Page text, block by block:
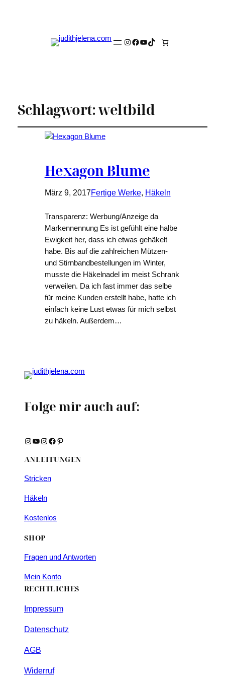
Instagram
Facebook
YouTube
TikTok
Schlagwort:weltbild
Hexagon Blume
März 9, 2017Fertige Werke, Häkeln
Transparenz: Werbung/Anzeige da
Markennennung Es ist gefühlt eine halbe
Ewigkeit her, dass ich etwas gehäkelt
habe. Bis auf die zahlreichen Mützen-
und Stirnbandbestellungen im Winter,
musste die Häkelnadel im meist Schrank
verweilen. Da ich fast immer das selbe
für meine Kunden erstellt habe, hatte ich
einfach keine Lust etwas für mich selbst
zu häkeln. Außerdem…
Folge mir auch auf:
Instagram YouTube Instagram Facebook Pinterest
ANLEITUNGEN
Stricken
Häkeln
Kostenlos
SHOP
Fragen und Antworten
Mein Konto
RECHTLICHES
Impressum
Datenschutz
AGB
Widerruf